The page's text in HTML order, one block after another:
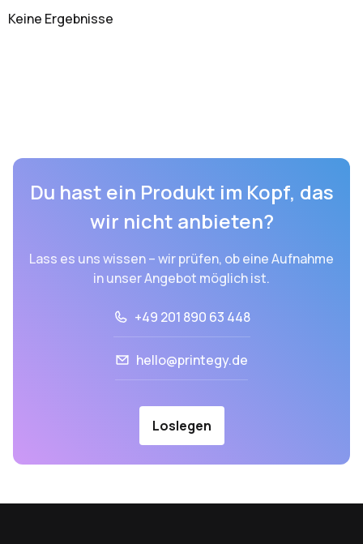
Keine Ergebnisse
Du hast ein Produkt im Kopf, das
wir nicht anbieten?
Lass es uns wissen – wir prüfen, ob eine Aufnahme
in unser Angebot möglich ist.
+49 201 890 63 448
hello@printegy.de
Loslegen